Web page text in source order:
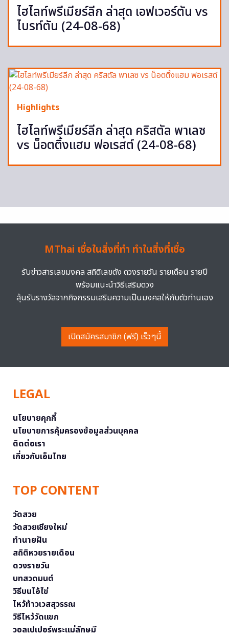
ไฮไลท์พรีเมียร์ลีก ล่าสุด เอฟเวอร์ตัน vs
ไบรท์ตัน (24-08-68)
Highlights
ไฮไลท์พรีเมียร์ลีก ล่าสุด คริสตัล พาเลซ
vs น็อตติ้งแฮม ฟอเรสต์ (24-08-68)
MThai เชื่อในสิ่งที่ทำ ทำในสิ่งที่เชื่อ
รับข่าวสารเลขมงคล สถิติเลขดัง ดวงรายวัน รายเดือน รายปี
พร้อมแนะนำวิธีเสริมดวง
ลุ้นรับรางวัลจากกิจกรรมเสริมความเป็นมงคลให้กับตัวท่านเอง
เปิดสมัครสมาชิก (ฟรี) เร็วๆนี้
LEGAL
นโยบายคุกกี้
นโยบายการคุ้มครองข้อมูลส่วนบุคคล
ติดต่อเรา
เกี่ยวกับเอ็มไทย
TOP CONTENT
วัดสวย
วัดสวยเชียงใหม่
ทำนายฝัน
สถิติหวยรายเดือน
ดวงรายวัน
บทสวดมนต์
วิธีบนไอ้ไข่
ไหว้ท้าวเวสสุวรรณ
วิธีไหว้วัดแขก
วอลเปเปอร์พระแม่ลักษมี